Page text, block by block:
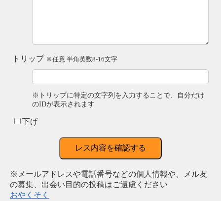
トリップ ※任意 半角英数8-16文字
※トリップに特定の文字列を入力することで、自分だけ
のIDが表示されます
下げ
レス内容を確認する
※メールアドレスや電話番号などの個人情報や、メル友
の募集、出会い目的の投稿はご遠慮ください
おやくそく